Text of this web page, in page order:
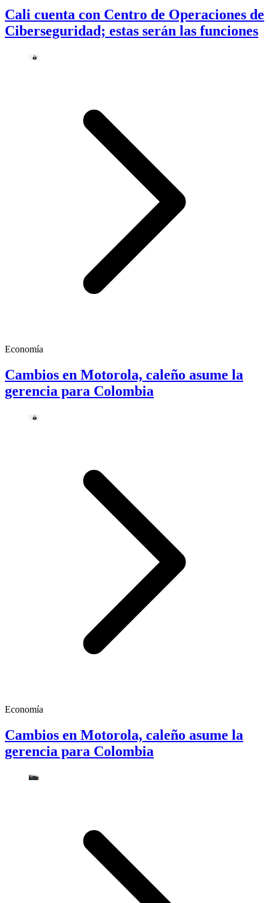
Cali cuenta con Centro de Operaciones de
Ciberseguridad; estas serán las funciones
Economía
Cambios en Motorola, caleño asume la
gerencia para Colombia
Economía
Cambios en Motorola, caleño asume la
gerencia para Colombia